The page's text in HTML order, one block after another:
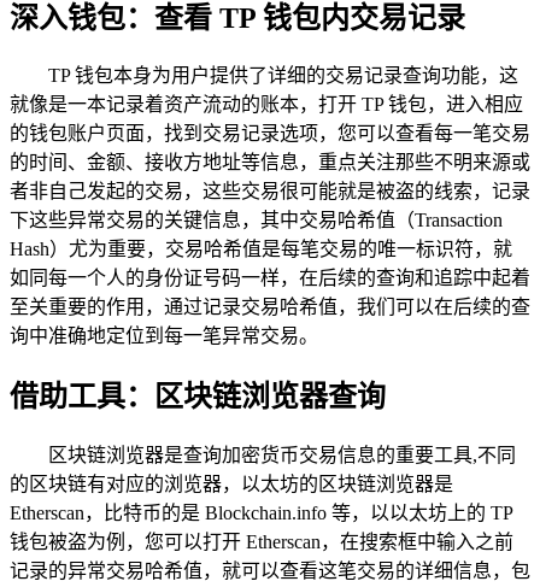
深入钱包：查看 TP 钱包内交易记录
TP 钱包本身为用户提供了详细的交易记录查询功能，这
就像是一本记录着资产流动的账本，打开 TP 钱包，进入相应
的钱包账户页面，找到交易记录选项，您可以查看每一笔交易
的时间、金额、接收方地址等信息，重点关注那些不明来源或
者非自己发起的交易，这些交易很可能就是被盗的线索，记录
下这些异常交易的关键信息，其中交易哈希值（Transaction
Hash）尤为重要，交易哈希值是每笔交易的唯一标识符，就
如同每一个人的身份证号码一样，在后续的查询和追踪中起着
至关重要的作用，通过记录交易哈希值，我们可以在后续的查
询中准确地定位到每一笔异常交易。
借助工具：区块链浏览器查询
区块链浏览器是查询加密货币交易信息的重要工具,不同
的区块链有对应的浏览器，以太坊的区块链浏览器是
Etherscan，比特币的是 Blockchain.info 等，以以太坊上的 TP
钱包被盗为例，您可以打开 Etherscan，在搜索框中输入之前
记录的异常交易哈希值，就可以查看这笔交易的详细信息，包